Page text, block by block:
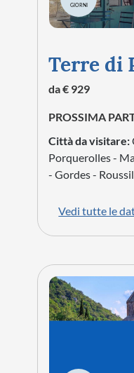
GIORNI
Terre di
da € 929
PROSSIMA
Città da visitare:
Porquerolles -
- Gordes -
Vedi tutte le